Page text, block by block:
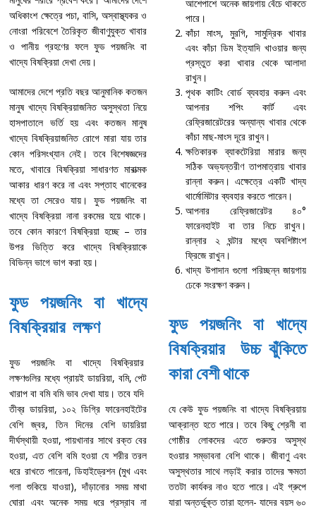
অধিকাংশ ক্ষেত্রে পচা, বাসি, অস্বাস্থ্যকর ও
নোংরা পরিবেশে তৈরিকৃত জীবাণুযুক্ত খাবার
ও পানীয় গ্রহণের ফলে ফুড পয়জনিং বা
খাদ্যে বিষক্রিয়া দেখা দেয়।
আমাদের দেশে প্রতি বছর আনুমানিক কতজন
মানুষ খাদ্যে বিষক্রিয়াজনিত অসুস্থতা নিয়ে
হাসপাতালে ভর্তি হয় এবং কতজন মানুষ
খাদ্যে বিষক্রিয়াজনিত রোগে মারা যায় তার
কোন পরিসংখ্যান নেই। তবে বিশেষজ্ঞদের
মতে, খাবারে বিষক্রিয়া সাধারণত মারাত্মক
আকার ধারণ করে না এবং সপ্তাহ খানেকের
মধ্যে তা সেরেও যায়। ফুড পয়জনিং বা
খাদ্যে বিষক্রিয়া নানা রকমের হয়ে থাকে।
তবে কোন কারণে বিষক্রিয়া হচ্ছে – তার
উপর ভিত্তি করে খাদ্যে বিষক্রিয়াকে
বিভিন্ন ভাগে ভাগ করা হয়।
ফুড পয়জনিং বা খাদ্যে
বিষক্রিয়ার লক্ষণ
ফুড পয়জনিং বা খাদ্যে বিষক্রিয়ার
লক্ষণগুলির মধ্যে প্রায়ই ডায়রিয়া, বমি, পেট
খারাপ বা বমি বমি ভাব দেখা যায়। তবে যদি
তীব্র ডায়রিয়া, ১০২ ডিগ্রি ফারেনহাইটের
বেশি জ্বর, তিন দিনের বেশি ডায়রিয়া
দীর্ঘস্থায়ী হওয়া, পায়খানার সাথে রক্ত বের
হওয়া, এত বেশি বমি হওয়া যে শরীর তরল
ধরে রাখতে পারেনা, ডিহাইড্রেশন (মুখ এবং
গলা শুকিয়ে যাওয়া), দাঁড়ানোর সময় মাথা
ঘোরা এবং অনেক সময় ধরে প্রস্রাব না
আশেপাশে অনেক জায়গায় বেঁচে থাকতে
পারে।
কাঁচা মাংস, মুরগি, সামুদ্রিক খাবার
এবং কাঁচা ডিম ইত্যাদি খাওয়ার জন্য
প্রস্তুত করা খাবার থেকে আলাদা
রাখুন।
পৃথক কাটিং বোর্ড ব্যবহার করুন এবং
আপনার শপিং কার্ট এবং
রেফ্রিজারেটরের অন্যান্য খাবার থেকে
কাঁচা মাছ-মাংস দূরে রাখুন।
ক্ষতিকারক ব্যাকটেরিয়া মারার জন্য
সঠিক অভ্যন্তরীণ তাপমাত্রায় খাবার
রান্না করুন। এক্ষেত্রে একটি খাদ্য
থার্মোমিটার ব্যবহার করতে পারেন।
আপনার রেফ্রিজারেটর ৪০°
ফারেনহাইট বা তার নিচে রাখুন।
রান্নার ২ ঘন্টার মধ্যে অবশিষ্টাংশ
ফ্রিজে রাখুন।
খাদ্য উপাদান গুলো পরিচ্ছন্ন জায়গায়
ঢেকে সংরক্ষণ করুন।
ফুড পয়জনিং বা খাদ্যে
বিষক্রিয়ার উচ্চ ঝুঁকিতে
কারা বেশী থাকে
যে কেউ ফুড পয়জনিং বা খাদ্যে বিষক্রিয়ায়
আক্রান্ত হতে পারে। তবে কিছু শ্রেনী বা
গোষ্ঠীর লোকদের এতে গুরুতর অসুস্থ
হওয়ার সম্ভাবনা বেশি থাকে। জীবাণু এবং
অসুস্থতার সাথে লড়াই করার তাদের ক্ষমতা
ততটা কার্যকর নাও হতে পারে। এই গ্রুপে
যারা অন্তর্ভুক্ত তারা হলেন- যাদের বয়স ৬০